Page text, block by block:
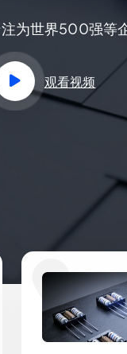
注为世界500强等
观看视频